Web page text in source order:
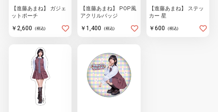
【進藤あまね】 ガジェ
ットポーチ
￥2,600 (税込)
【進藤あまね】 POP風
アクリルバッジ
￥1,400 (税込)
【進藤あまね】 ステッ
カー 星
￥600 (税込)